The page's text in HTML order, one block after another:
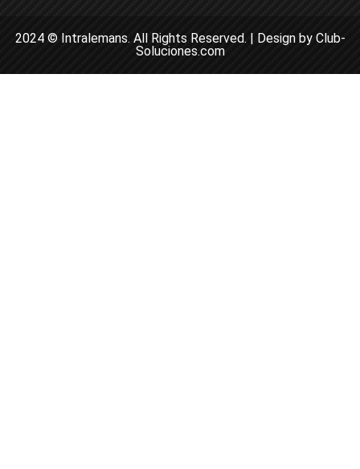
2024 © Intralemans. All Rights Reserved. | Design by Club-
Soluciones.com